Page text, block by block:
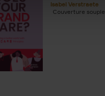
Isabel Verstraete
Couverture souple